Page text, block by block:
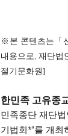
※본 콘텐츠는「
내용으로, 재단법
절기문화원]
한민족 고유종
민족종단 재단
기법회*”를 개